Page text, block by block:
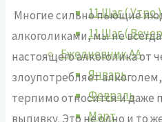
11 Шаг ( Утро )
11 Шаг (
Ежедневник АА
Январь
Февраль
Март
Многие сильно пьющие
алкоголиками, мы не
настоящего алкоголика от
злоупотребляет
терпимо относится и даже
выпивку. Это не одно и то